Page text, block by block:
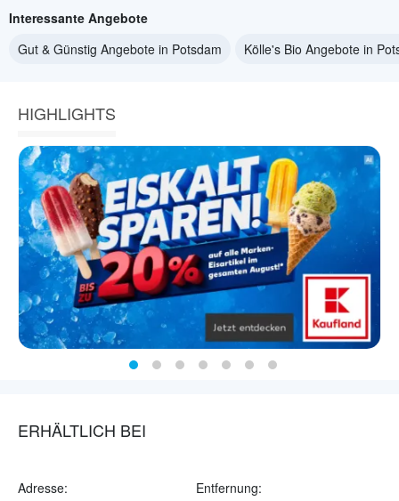
Interessante Angebote
Gut & Günstig Angebote in Potsdam
Kölle's Bio Angebote in
HIGHLIGHTS
ERHÄLTLICH BEI
Adresse: Entfernung: